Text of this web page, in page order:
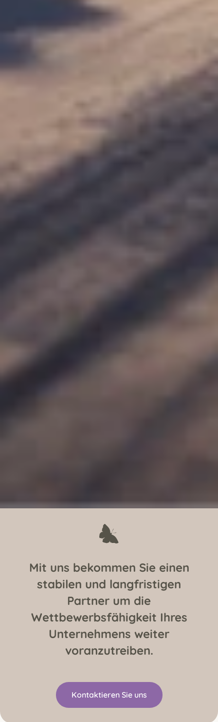
Mit uns bekommen Sie einen
stabilen und langfristigen
Partner um die
Wettbewerbsfähigkeit Ihres
Unternehmens weiter
voranzutreiben.
Kontaktieren Sie uns